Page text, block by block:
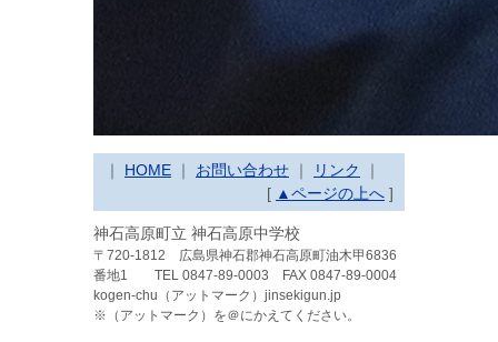
｜ HOME ｜ お問い合わせ ｜ リンク
｜
[ ▲ページの上へ ]
神石高原町立 神石高原中学校
〒720-1812 広島県神石郡神石高原町油木甲6836
番地1
TEL 0847-89-0003 FAX 0847-89-0004
kogen-chu（アットマーク）jinsekigun.jp
※（アットマーク）を＠にかえてください。